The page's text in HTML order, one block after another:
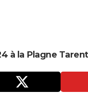
à la Plagne